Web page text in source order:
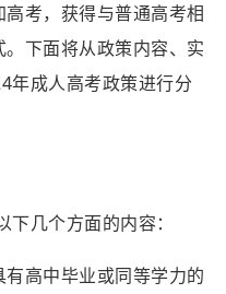
考，获得与普通高考相
下面将从政策内容、实
年成人高考政策进行分
几个方面的内容：
高中毕业或同等学力的